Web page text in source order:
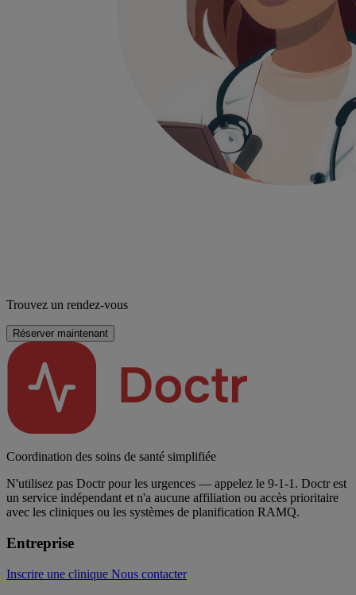
Trouvez un rendez-vous
Réserver maintenant
Coordination des soins de santé simplifiée
N'utilisez pas Doctr pour les urgences — appelez le 9-1-1. Doctr est
un service indépendant et n'a aucune affiliation ou accès prioritaire
avec les cliniques ou les systèmes de planification RAMQ.
Entreprise
Inscrire une clinique Nous contacter